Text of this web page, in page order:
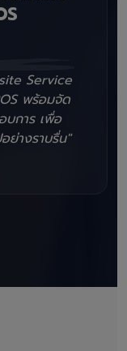
Service
พร้อมจัด
บการ เพื่อ
ย่างราบรื่น"